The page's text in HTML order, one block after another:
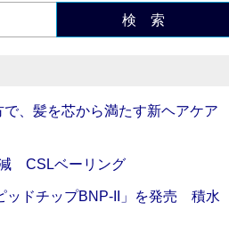
検 索
、髪を芯から満たす新ヘアケア
減 CSLベーリング
ッドチップBNP-II」を発売 積水